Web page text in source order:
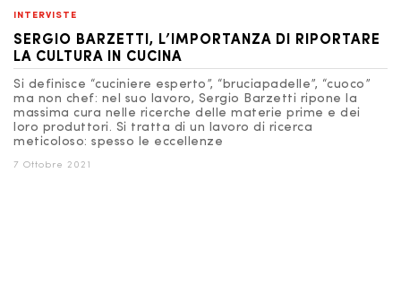
INTERVISTE
SERGIO BARZETTI, L’IMPORTANZA DI RIPORTARE
LA CULTURA IN CUCINA
Si definisce “cuciniere esperto”, “bruciapadelle”, “cuoco”
ma non chef: nel suo lavoro, Sergio Barzetti ripone la
massima cura nelle ricerche delle materie prime e dei
loro produttori. Si tratta di un lavoro di ricerca
meticoloso: spesso le eccellenze
7 Ottobre 2021